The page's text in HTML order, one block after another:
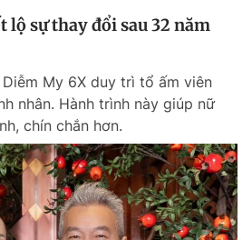
Tin 24h
Tin 360
lộ sự thay đổi sau 32 năm
My 6X duy trì tổ ấm viên
nhân. Hành trình này giúp nữ
chín chắn hơn.